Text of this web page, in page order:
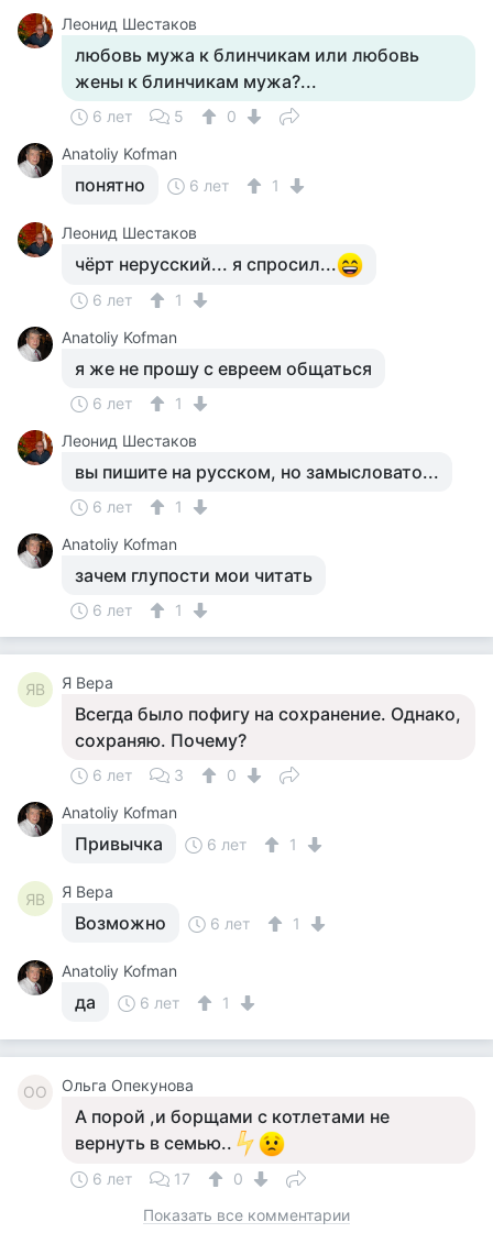
Леонид Шестаков
любовь мужа к блинчикам или любовь
жены к блинчикам мужа?...
6 лет 5
0
Anatoliy Kofman
понятно 6 лет 1
Леонид Шестаков
чёрт нерусский... я спросил...
6 лет
1
Anatoliy Kofman
я же не прошу с евреем общаться
6 лет
1
Леонид Шестаков
вы пишите на русском, но замысловато...
6 лет
1
Anatoliy Kofman
зачем глупости мои читать
6 лет 1
ЯВ Я Вера
Всегда было пофигу на сохранение. Однако,
сохраняю. Почему?
6 лет 3
0
Anatoliy Kofman
Привычка 6 лет 1
ЯВ Я Вера
Возможно 6 лет 1
Anatoliy Kofman
да 6 лет 1
ОО Ольга Опекунова
А порой ,и борщами с котлетами не
вернуть в семью..
6 лет 17
0
Показать все комментарии